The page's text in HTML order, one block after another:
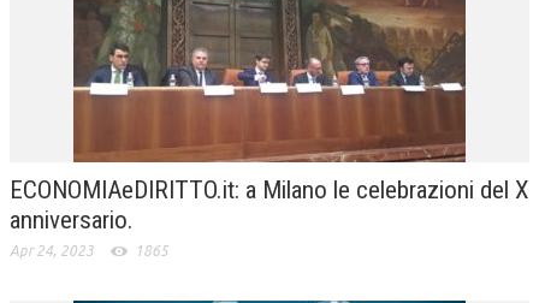
ECONOMIAeDIRITTO.it: a Milano le celebrazioni del X
anniversario.
Apr 24, 2023 1865